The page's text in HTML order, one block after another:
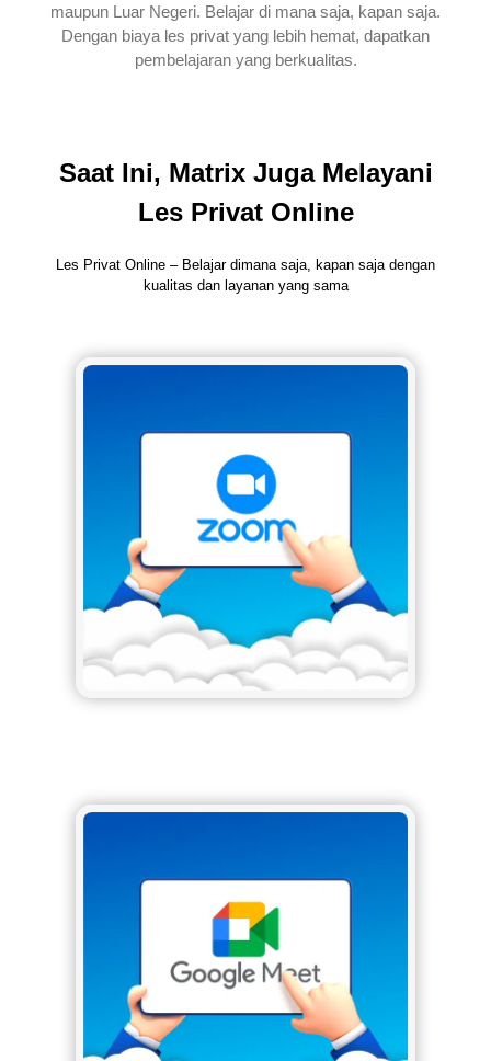
maupun Luar Negeri. Belajar di mana saja, kapan saja.
Dengan biaya les privat yang lebih hemat, dapatkan
pembelajaran yang berkualitas.
Saat Ini, Matrix Juga Melayani
Les Privat Online
Les Privat Online – Belajar dimana saja, kapan saja dengan
kualitas dan layanan yang sama